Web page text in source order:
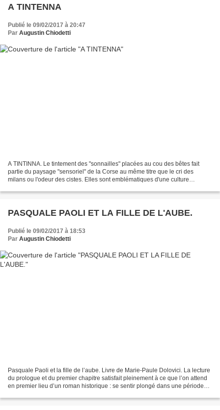
A TINTENNA
Publié le 09/02/2017 à 20:47
Par Augustin Chiodetti
A TINTINNA. Le tintement des "sonnailles" placées au cou des bêtes fait
partie du paysage "sensoriel" de la Corse au même titre que le cri des
milans ou l'odeur des cistes. Elles sont emblématiques d'une culture
PASQUALE PAOLI ET LA FILLE DE L'AUBE.
Publié le 09/02/2017 à 18:53
Par Augustin Chiodetti
Pasquale Paoli et la fille de l’aube. Livre de Marie-Paule Dolovici. La lecture
du prologue et du premier chapitre satisfait pleinement à ce que l’on attend
en premier lieu d’un roman historique : se sentir plongé dans une période